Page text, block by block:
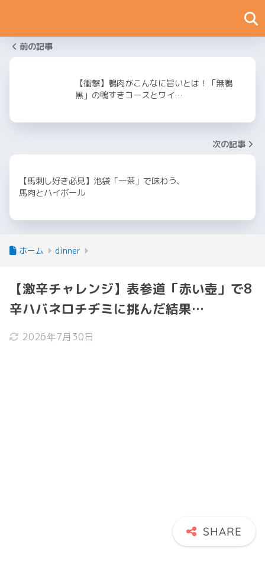
前の記事
【衝撃】鴨肉がこんなに旨いとは！「無鴨
黒」の鴨すきコースとワイ…
次の記事
【馬刺し好き必見】池袋「一茶」で味わう、
馬肉とハイボール
ホーム dinner
【激辛チャレンジ】表参道「赤い壺」で8
辛ハバネロチヂミに挑んだ結果…
2026年7月30日